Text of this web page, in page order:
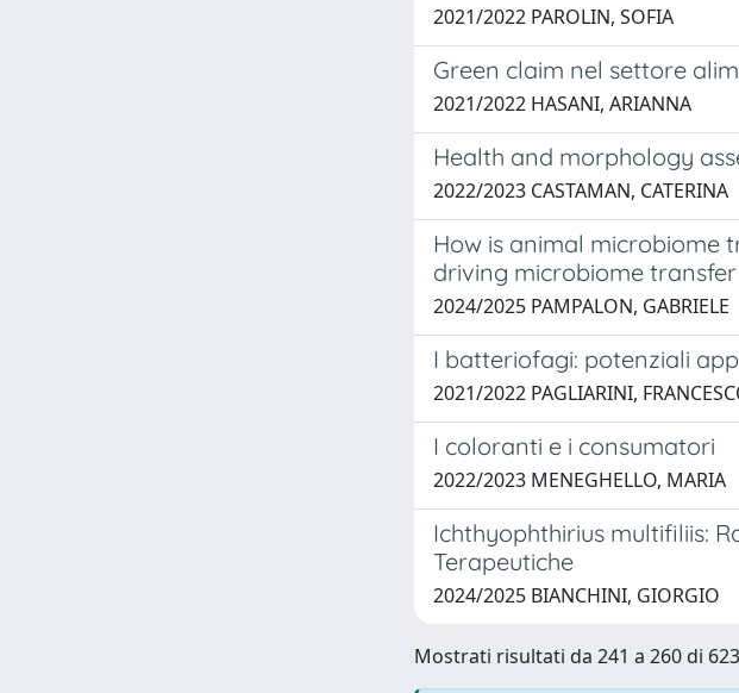
2021/2022 PAROLIN, SOFIA
Green claim nel settore
2021/2022 HASANI, ARIANNA
Health and morphology
2022/2023 CASTAMAN, CATERINA
How is animal microbiome
driving microbiome
2024/2025 PAMPALON, GABRIELE
I batteriofagi: potenziali
2021/2022 PAGLIARINI,
I coloranti e i consumatori
2022/2023 MENEGHELLO, MARIA
Ichthyophthirius multifiliis:
Terapeutiche
2024/2025 BIANCHINI, GIORGIO
Mostrati risultati da 241 a 260 di 623